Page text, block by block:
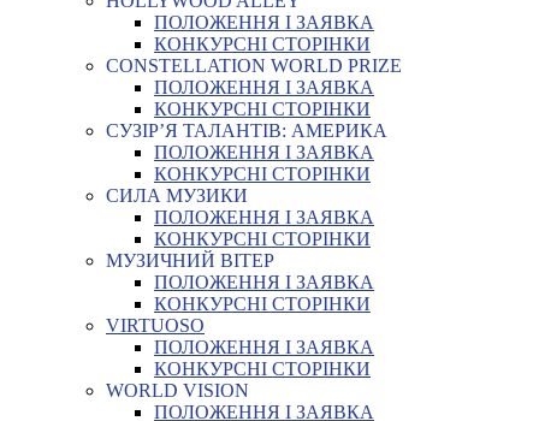
ПОЛОЖЕННЯ І ЗАЯВКА
КОНКУРСНІ СТОРІНКИ
CONSTELLATION WORLD PRIZE
ПОЛОЖЕННЯ І ЗАЯВКА
КОНКУРСНІ СТОРІНКИ
СУЗІР’Я ТАЛАНТІВ: АМЕРИКА
ПОЛОЖЕННЯ І ЗАЯВКА
КОНКУРСНІ СТОРІНКИ
СИЛА МУЗИКИ
ПОЛОЖЕННЯ І ЗАЯВКА
КОНКУРСНІ СТОРІНКИ
МУЗИЧНИЙ ВІТЕР
ПОЛОЖЕННЯ І ЗАЯВКА
КОНКУРСНІ СТОРІНКИ
VIRTUOSO
ПОЛОЖЕННЯ І ЗАЯВКА
КОНКУРСНІ СТОРІНКИ
WORLD VISION
ПОЛОЖЕННЯ І ЗАЯВКА